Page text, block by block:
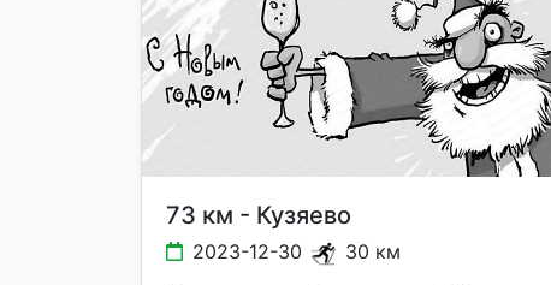
73 км - Кузяево
2023-12-30
30 км